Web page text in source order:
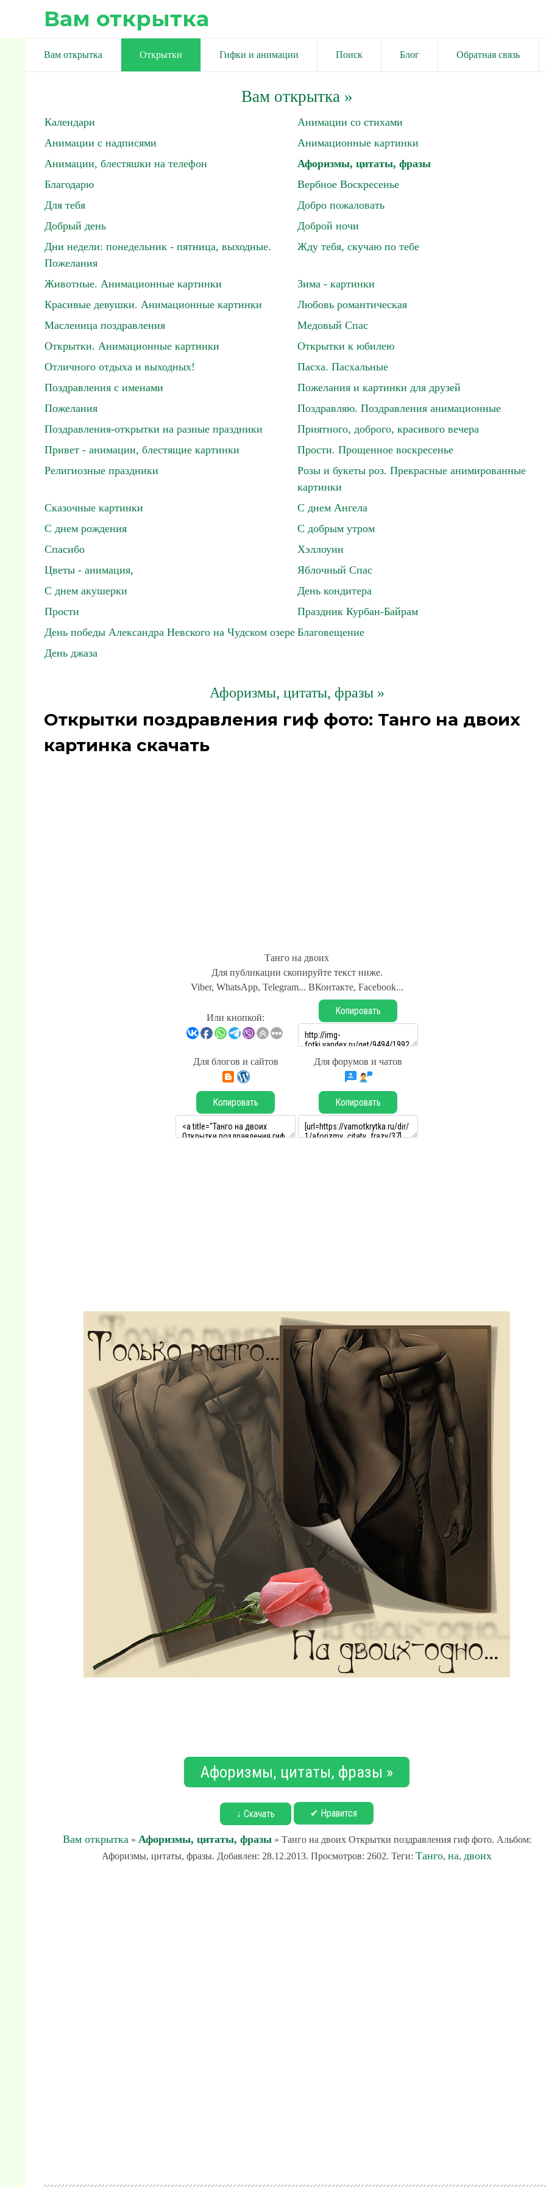
Вам открытка
Вам открытка Открытки Гифки и анимации Поиск Блог Обратная связь
Вам открытка»
Календари
Анимации со стихами
Анимации с надписями
Анимационные картинки
Анимации, блестяшки на телефон
Афоризмы, цитаты, фразы
Благодарю
Вербное Воскресенье
Для тебя
Добро пожаловать
Добрый день
Доброй ночи
Дни недели: понедельник - пятница, выходные.
Пожелания
Жду тебя, скучаю по тебе
Животные. Анимационные картинки
Зима - картинки
Красивые девушки. Анимационные картинки
Любовь романтическая
Масленица поздравления
Медовый Спас
Открытки. Анимационные картинки
Открытки к юбилею
Отличного отдыха и выходных!
Пасха. Пасхальные
Поздравления с именами
Пожелания и картинки для друзей
Пожелания
Поздравляю. Поздравления анимационные
Поздравления-открытки на разные праздники
Приятного, доброго, красивого вечера
Привет - анимации, блестящие картинки
Прости. Прощенное воскресенье
Религиозные праздники
Розы и букеты роз. Прекрасные анимированные
картинки
Сказочные картинки
С днем Ангела
С днем рождения
С добрым утром
Спасибо
Хэллоуин
Цветы - анимация,
Яблочный Спас
С днем акушерки
День кондитера
Прости
Праздник Курбан-Байрам
День победы Александра Невского на Чудском озере Благовещение
День джаза
Афоризмы, цитаты, фразы »
Открытки поздравления гиф фото: Танго на двоих
картинка скачать
Танго на двоих
Для публикации скопируйте текст ниже.
Viber, WhatsApp, Telegram... ВКонтакте, Facebook...
Или кнопкой:
Копировать
Для блогов и сайтов Для форумов и чатов
Копировать Копировать
Афоризмы, цитаты, фразы »
↓ Скачать ✔ Нравится
Вам открытка » Афоризмы, цитаты, фразы» Танго на двоих Открытки поздравления гиф фото. Альбом:
Афоризмы, цитаты, фразы. Добавлен: 28.12.2013. Просмотров: 2602. Теги: Танго, на, двоих